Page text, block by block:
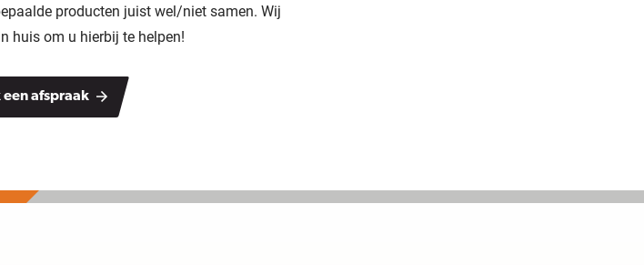
producten juist wel/niet samen. Wij
huis om u hierbij te helpen!
een afspraak